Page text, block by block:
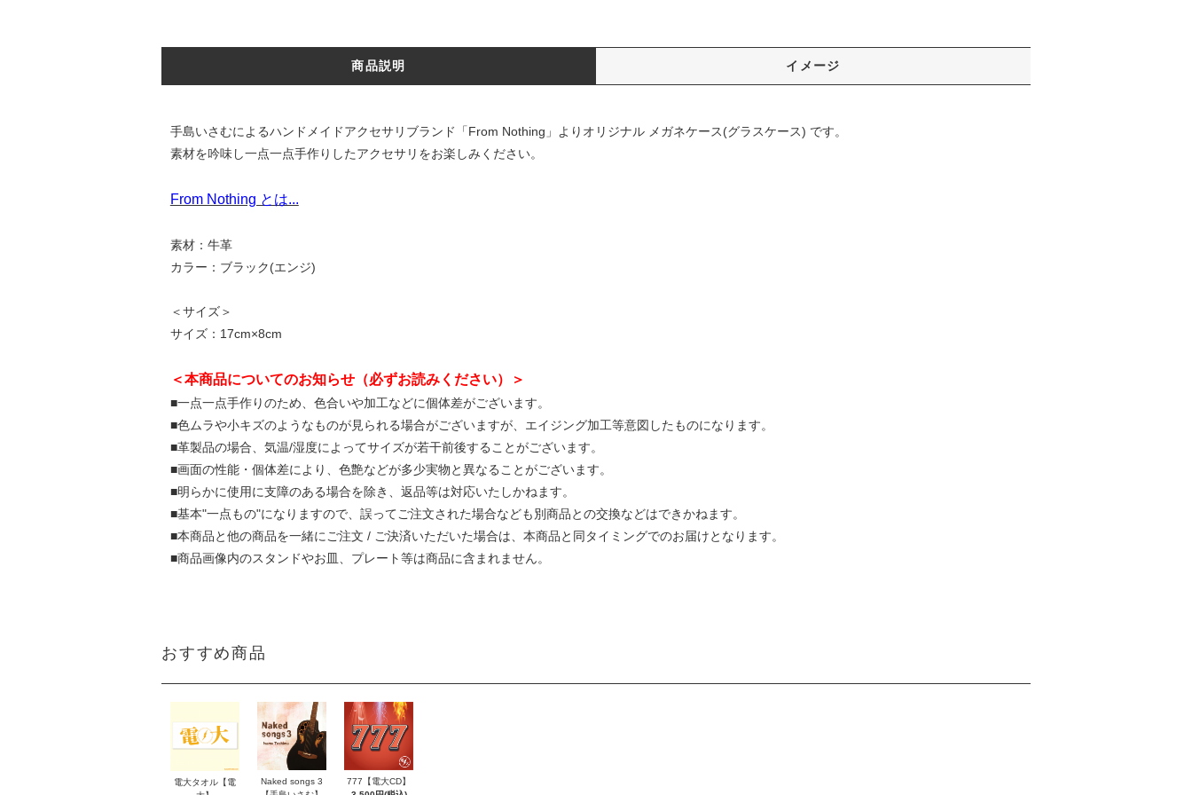
商品説明 イメージ
手島いさむによるハンドメイドアクセサリブランド「From Nothing」よりオリジナル メガネケース(グラスケース) です。
素材を吟味し一点一点手作りしたアクセサリをお楽しみください。
From Nothing とは...
素材：牛革
カラー：ブラック(エンジ)
＜サイズ＞
サイズ：17cm×8cm
＜本商品についてのお知らせ（必ずお読みください）＞
■一点一点手作りのため、色合いや加工などに個体差がございます。
■色ムラや小キズのようなものが見られる場合がございますが、エイジング加工等意図したものになります。
■革製品の場合、気温/湿度によってサイズが若干前後することがございます。
■画面の性能・個体差により、色艶などが多少実物と異なることがございます。
■明らかに使用に支障のある場合を除き、返品等は対応いたしかねます。
■基本"一点もの"になりますので、誤ってご注文された場合なども別商品との交換などはできかねます。
■本商品と他の商品を一緒にご注文 / ご決済いただいた場合は、本商品と同タイミングでのお届けとなります。
■商品画像内のスタンドやお皿、プレート等は商品に含まれません。
おすすめ商品
電大タオル【電
Naked songs 3
777【電大CD】